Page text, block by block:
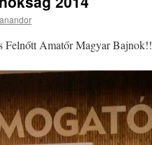
Felnőtt Amatőr Magyar Bajnok!!